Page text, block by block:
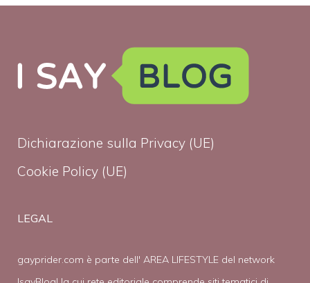
Dichiarazione sulla Privacy (UE)
Cookie Policy (UE)
LEGAL
gayprider.com è parte dell' AREA LIFESTYLE del network